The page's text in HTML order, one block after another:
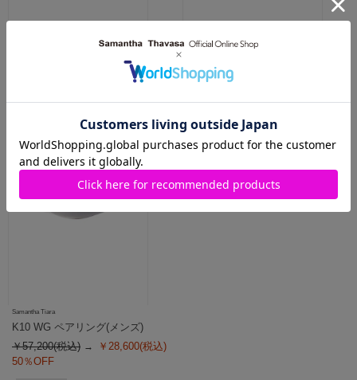
￥27,500(税込)
K10 WG ペアリング(メンズ)
￥57,200(税込)
Samantha Tiara
K10 WG ペアリング(メンズ)
￥57,200(税込)
￥28,600(税込)
50％OFF